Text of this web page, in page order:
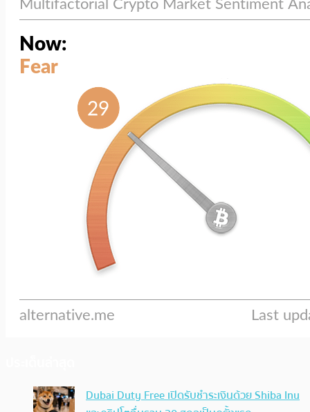
Dubai Duty Free เปิดรับชำระเงินด้วย Shiba Inu